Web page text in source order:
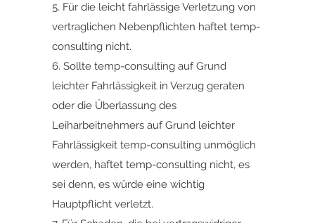
5. Für die leicht fahrlässige Verletzung von
vertraglichen Nebenpflichten haftet temp-
consulting nicht.
6. Sollte temp-consulting auf Grund
leichter Fahrlässigkeit in Verzug geraten
oder die Überlassung des
Leiharbeitnehmers auf Grund leichter
Fahrlässigkeit temp-consulting unmöglich
werden, haftet temp-consulting nicht, es
sei denn, es würde eine wichtig
Hauptpflicht verletzt.